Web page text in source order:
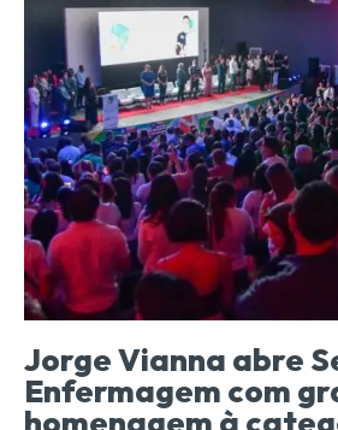
Jorge Vianna abre
Enfermagem com